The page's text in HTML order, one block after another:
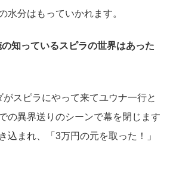
水分はもっていかれます。
の知っているスピラの世界はあった
スピラにやって来てユウナ一行と
の異界送りのシーンで幕を閉じます
込まれ、「3万円の元を取った！」